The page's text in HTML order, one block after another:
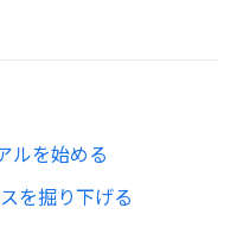
ルを始める
を掘り下げる